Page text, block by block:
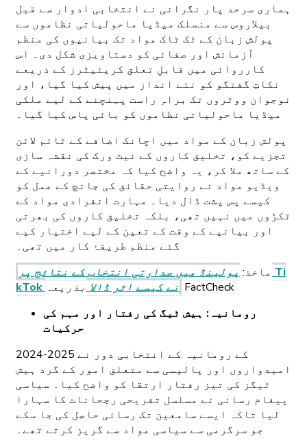
ہماری سرحد پار نگرانی نے انتخابی ادوار سے قبل
بیلاروس سے منسلک میڈیا ماحولیاتی نظاموں سے
پولش زبان کے ٹک ٹاک مواد تک بیانیوں کی منظم
آزمائش اور صفائی کو دستاویزی شکل دی۔ اس
کارروائی میں قابلِ تعلق کریئیٹرز کے ذریعے
نکاتِ گفتگو کو نئے انداز میں پیش کیا گیا، اور
نوجوان ووٹروں تک براہِ راست پہنچنے کے لیے ملکی
میڈیا ماحولیاتی نظاموں کو بائی پاس کیا گیا۔
پولش زبان کے مواد میں اچانک اضافے کے ٹائم لائن
تجزیے کو، تخلیق کاروں کے نیٹ ورک کی نقشہ سازی
کے ساتھ ملا کر، یہ واضح کیا کہ مختصر دورانیے کے
ویڈیو مواد نے روایتی حقائق کی جانچ کے عمل کو
کیسے پس پشت ڈال دیا۔ مہارت انفرادی مواد کے
ٹکڑوں میں نہیں تھی، بلکہ تخلیق کاروں کی بھرتی
اور بیانیے کے وقت کے تعین کے لیے اختیار کیے
گئے منظم طریقۂ کار میں تھی۔
ماخذ: پولینڈ میں صدارتی انتخاب کے نتائج پر Ti
kTok نے کیسے اثر ڈالا بذریعہ FactCheck
رومانیہ: ہیش ٹیگ کی رفتار اور مہم کی
حرکیات
2024-2025 کے رومانیہ کے انتخابی دور نے
امیدواروں اور پالیسی سے متعلق امور کے گرد ہیش
ٹیگز کی تیز رفتار ارتقا کو واضح کیا۔ سیاسی
پیغام رسانی نے مسلسل تفریحی رجحانات کا سہارا
لیا تاکہ ایسے سامعین تک رسائی حاصل کی جا سکے
جو سرگرمی سے سیاسی مواد سے گریز کرتے تھے۔